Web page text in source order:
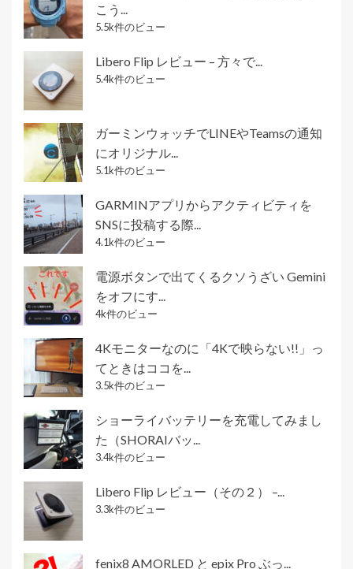
こう...
5.5k件のビュー
Libero Flip レビュー – 方々で...
5.4k件のビュー
ガーミンウォッチでLINEやTeamsの通知
にオリジナル...
5.1k件のビュー
GARMINアプリからアクティビティを
SNSに投稿する際...
4.1k件のビュー
電源ボタンで出てくるクソうざい Gemini
をオフにす...
4k件のビュー
4Kモニターなのに「4Kで映らない!!」っ
てときはココを...
3.5k件のビュー
ショーライバッテリーを充電してみまし
た（SHORAIバッ...
3.4k件のビュー
Libero Flip レビュー（その２） –...
3.3k件のビュー
fenix8 AMORLED と epix Pro ぶっ...